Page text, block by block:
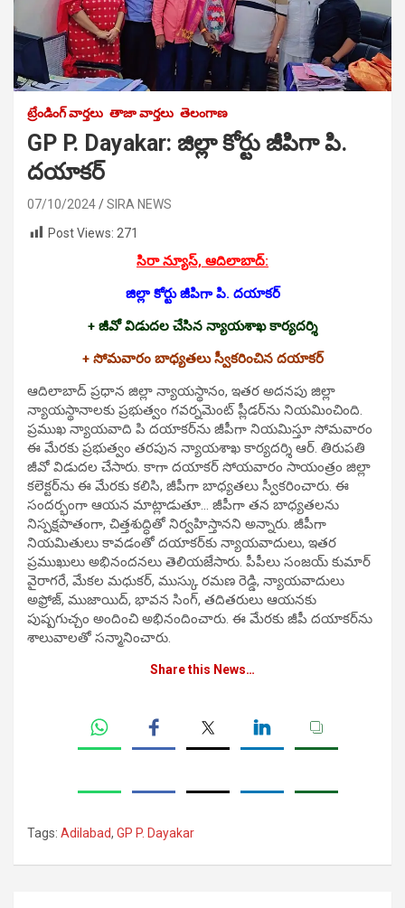
ట్రేండింగ్ వార్తలు తాజా వార్తలు తెలంగాణ
GP P. Dayakar: జిల్లా కోర్టు జీపిగా పి.
దయాకర్‌
07/10/2024
SIRA NEWS
Post Views: 271
సిరా న్యూస్, ఆదిలాబాద్‌:
జిల్లా కోర్టు జీపిగా పి. దయాకర్‌
+ జీవో విడుదల చేసిన న్యాయశాఖ కార్యదర్శి
+ సోమవారం బాధ్యతలు స్వీకరించిన దయాకర్‌
ఆదిలాబాద్‌ ప్రధాన జిల్లా న్యాయస్థానం, ఇతర అదనపు జిల్లా
న్యాయస్థానాలకు ప్రభుత్వం గవర్నమెంట్‌ ప్లీడర్‌ను నియమించింది.
ప్రముఖ న్యాయవాది పి దయాకర్‌ను జీపీగా నియమిస్తూ సోమవారం
ఈ మేరకు ప్రభుత్వం తరపున న్యాయశాఖ కార్యదర్శి ఆర్‌. తిరుపతి
జీవో విడుదల చేసారు. కాగా దయాకర్‌ సోయవారం సాయంత్రం జిల్లా
కలెక్టర్‌ను ఈ మేరకు కలిసి, జీపీగా బాధ్యతలు స్వీకరించారు. ఈ
సందర్భంగా ఆయన మాట్లాడుతూ… జీపీగా తన బాధ్యతలను
నిస్పక్షపాతంగా, చిత్తశుద్ధితో నిర్వహిస్తానని అన్నారు. జీపీగా
నియమితులు కావడంతో దయాకర్‌కు న్యాయవాదులు, ఇతర
ప్రముఖులు అభినందనలు తెలియజేసారు. పీపీలు సంజయ్‌ కుమార్‌
వైరాగరే, మేకల మధుకర్, ముస్కు రమణ రెడ్డి, న్యాయవాదులు
అఫ్రోజ్, ముజాయిద్, భావన సింగ్, తదితరులు ఆయనకు
పుష్పగుచ్చం అందించి అభినందించారు. ఈ మేరకు జీపీ దయాకర్‌ను
శాలువాలతో సన్మానించారు.
Share this News…
Tags: Adilabad, GP P. Dayakar